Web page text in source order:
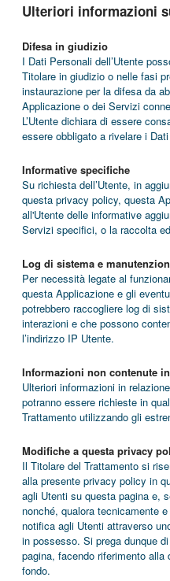
Ulteriori informazioni
Difesa in giudizio
I Dati Personali dell’Utente
Titolare in giudizio o nelle fasi
instaurazione per la difesa da
Applicazione o dei Servizi
L’Utente dichiara di essere
essere obbligato a rivelare i
Informative specifiche
Su richiesta dell’Utente, in
questa privacy policy, questa
all'Utente delle informative
Servizi specifici, o la raccolta
Log di sistema e
Per necessità legate al
questa Applicazione e gli
potrebbero raccogliere log di
interazioni e che possono
l’indirizzo IP Utente.
Informazioni non contenute
Ulteriori informazioni in
potranno essere richieste in
Trattamento utilizzando gli
Modifiche a questa privacy
Il Titolare del Trattamento si
alla presente privacy policy in
agli Utenti su questa pagina e,
nonché, qualora tecnicamente
notifica agli Utenti attraverso
in possesso. Si prega dunque
pagina, facendo riferimento
fondo.